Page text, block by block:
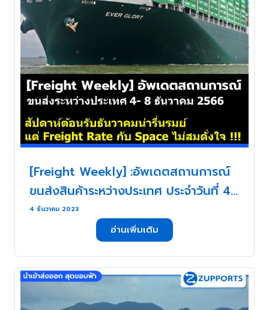
[Freight Weekly] :อัพเดตสถานการณ์
ขนส่งสินค้าระหว่างประเทศ ประจำวันที่ 4
-8 ธันวาคม กับ ZUPPORTS !!! สัปดาห์
ต้อนรับธันวาน่ารื่นรมย์ แต่ Freight Rate
4 ธันวาคม 2023
อ่านเพิ่มเติม